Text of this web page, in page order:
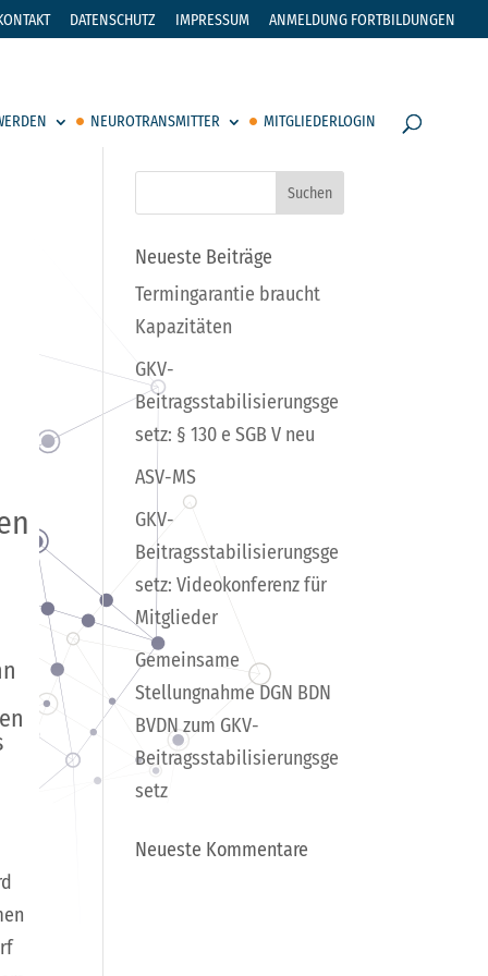
DATENSCHUTZ IMPRESSUM ANMELDUNG FORTBILDUNGEN
NEUROTRANSMITTER MITGLIEDERLOGIN
Neueste Beiträge
Termingarantie braucht
Kapazitäten
GKV-
Beitragsstabilisierungsge
setz: § 130 e SGB V neu
ASV-MS
GKV-
Beitragsstabilisierungsge
setz: Videokonferenz für
Mitglieder
Gemeinsame
Stellungnahme DGN BDN
BVDN zum GKV-
Beitragsstabilisierungsge
setz
Neueste Kommentare